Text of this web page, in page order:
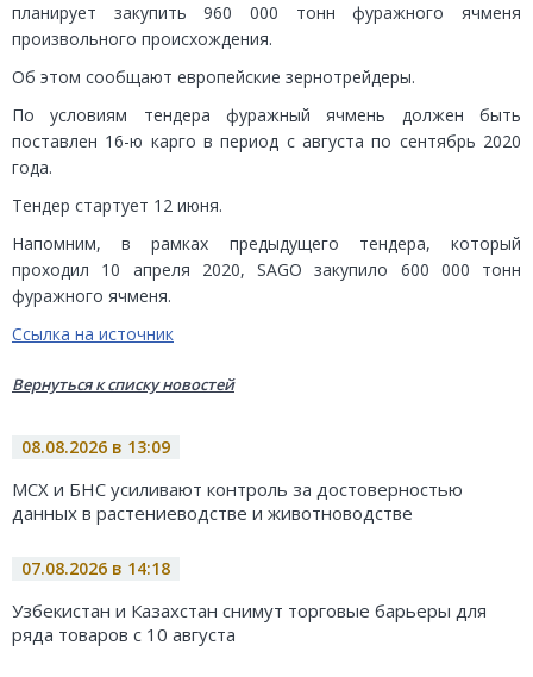
планирует закупить 960 000 тонн фуражного ячменя
произвольного происхождения.
Об этом сообщают европейские зернотрейдеры.
По условиям тендера фуражный ячмень должен быть
поставлен 16-ю карго в период с августа по сентябрь 2020
года.
Тендер стартует 12 июня.
Напомним, в рамках предыдущего тендера, который
проходил 10 апреля 2020, SAGO закупило 600 000 тонн
фуражного ячменя.
Ссылка на источник
Вернуться к списку новостей
08.08.2026 в 13:09
МСХ и БНС усиливают контроль за достоверностью
данных в растениеводстве и животноводстве
07.08.2026 в 14:18
Узбекистан и Казахстан снимут торговые барьеры для
ряда товаров с 10 августа